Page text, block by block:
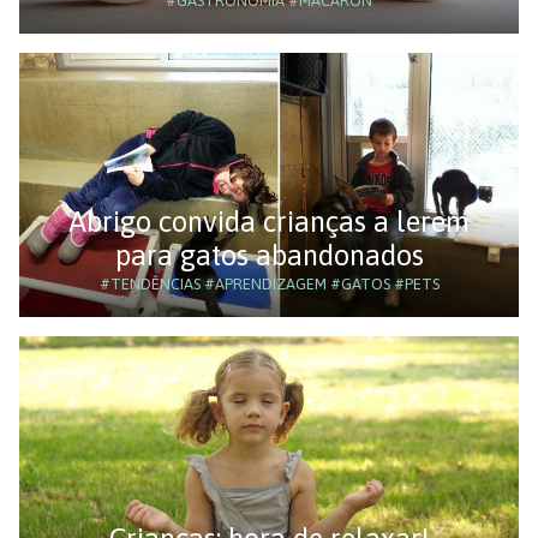
Abrigo convida crianças a lerem
para gatos abandonados
#TENDÊNCIAS#APRENDIZAGEM #GATOS#PETS